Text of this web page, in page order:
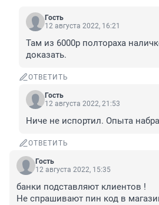
Гость
12 августа 2022, 16:21
Там из 6000р полтораха
доказать.
ОТВЕТИТЬ
Гость
12 августа 2022, 21:53
Ниче не испортил. Опыта
ОТВЕТИТЬ
Гость
12 августа 2022, 15:35
банки подставляют клиентов !
Не спрашивают пин код в